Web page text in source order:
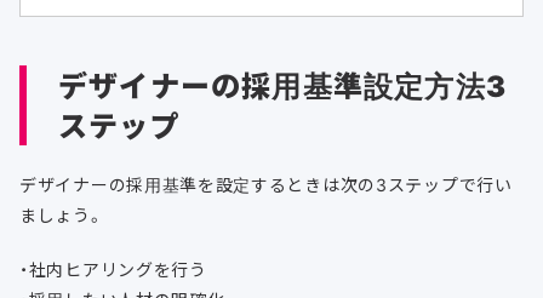
デザイナーの採用基準設定方法3
ステップ
デザイナーの採用基準を設定するときは次の3ステップで行い
ましょう。
・社内ヒアリングを行う